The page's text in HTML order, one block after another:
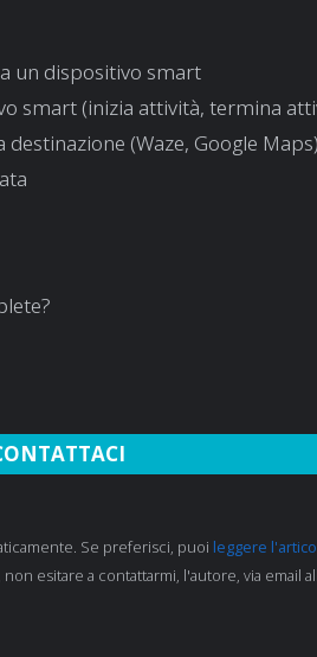
un dispositivo smart
smart (inizia attività, termina
(Waze, Google Maps)
Se preferisci, puoi leggere
esitare a contattarmi, l'autore, via email